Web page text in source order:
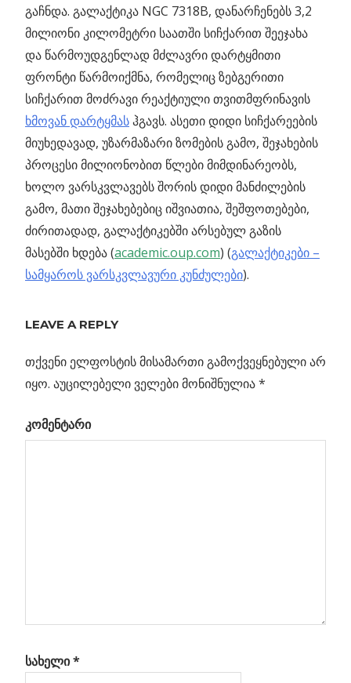
გაჩნდა. გალაქტიკა NGC 7318B, დანარჩენებს 3,2
მილიონი კილომეტრი საათში სიჩქარით შეეჯახა
და წარმოუდგენლად მძლავრი დარტყმითი
ფრონტი წარმოიქმნა, რომელიც ზებგერითი
სიჩქარით მოძრავი რეაქტიული თვითმფრინავის
ხმოვან დარტყმასჰგავს. ასეთი დიდი სიჩქარეების
მიუხედავად, უზარმაზარი ზომების გამო, შეჯახების
პროცესი მილიონობით წლები მიმდინარეობს,
ხოლო ვარსკვლავებს შორის დიდი მანძილების
გამო, მათი შეჯახებებიც იშვიათია, შეშფოთებები,
ძირითადად, გალაქტიკებში არსებულ გაზის
მასებში ხდება (academic.oup.com) (გალაქტიკები –
სამყაროს ვარსკვლავური კუნძულები).
ნავიგაცია
Previous
პირველი
გრავიტაციული
ლინზა
LEAVE A REPLY
თქვენი ელფოსტის მისამართი გამოქვეყნებული არ
იყო. აუცილებელი ველები მონიშნულია*
კომენტარი
სახელი*